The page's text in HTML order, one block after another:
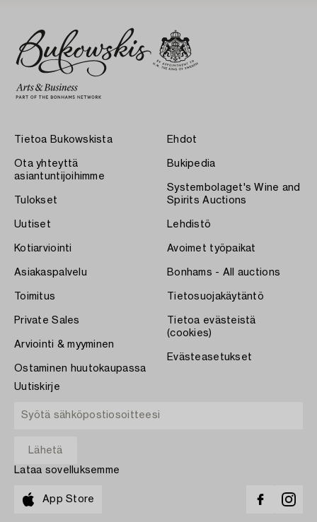
Tietoa Bukowskista
Ota yhteyttä
asiantuntijoihimme
Tulokset
Uutiset
Kotiarviointi
Asiakaspalvelu
Toimitus
Private Sales
Arviointi & myyminen
Ostaminen huutokaupassa
Ehdot
Bukipedia
Systembolaget's Wine and
Spirits Auctions
Lehdistö
Avoimet työpaikat
Bonhams - All auctions
Tietosuojakäytäntö
Tietoa evästeistä
(cookies)
Evästeasetukset
Uutiskirje
Lataa sovelluksemme
App Store